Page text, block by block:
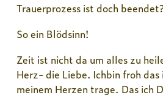
Trauerprozess ist doch
So ein Blödsinn!
Zeit ist nicht da um alles zu
Herz- die Liebe. Ichbin froh das
meinem Herzen trage. Das ich